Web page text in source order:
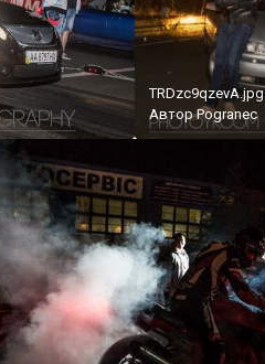
TRDzc9qzevA.jpg
АвторPogranec